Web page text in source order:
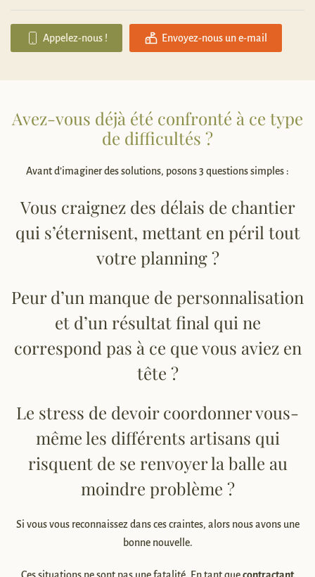
Appelez-nous ! Envoyez-nous un e-mail
Avez-vous déjà été confronté à ce type
de difficultés ?
Avant d’imaginer des solutions, posons 3 questions simples :
Vous craignez des délais de chantier
qui s’éternisent, mettant en péril tout
votre planning ?
Peur d’un manque de personnalisation
et d’un résultat final qui ne
correspond pas à ce que vous aviez en
tête ?
Le stress de devoir coordonner vous-
même les différents artisans qui
risquent de se renvoyer la balle au
moindre problème ?
Si vous vous reconnaissez dans ces craintes, alors nous avons une
bonne nouvelle.